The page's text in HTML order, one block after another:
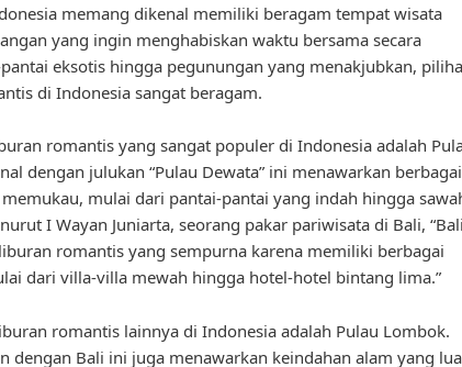
memang dikenal memiliki beragam tempat wisata
yang ingin menghabiskan waktu bersama secara
eksotis hingga pegunungan yang menakjubkan,
di Indonesia sangat beragam.
romantis yang sangat populer di Indonesia adalah
dengan julukan “Pulau Dewata” ini menawarkan berbagai
mulai dari pantai-pantai yang indah hingga
I Wayan Juniarta, seorang pakar pariwisata di Bali, “Bali
romantis yang sempurna karena memiliki berbagai
dari villa-villa mewah hingga hotel-hotel bintang lima.”
romantis lainnya di Indonesia adalah Pulau Lombok.
dengan Bali ini juga menawarkan keindahan alam yang